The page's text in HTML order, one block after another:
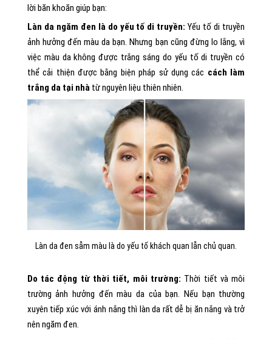
lời băn khoăn giúp bạn:
Làn da ngăm đen là do yếu tố di truyền: Yếu tố di truyền
ảnh hưởng đến màu da bạn. Nhưng bạn cũng đừng lo lắng, vì
việc màu da không được trắng sáng do yếu tố di truyền có
thể cải thiện được bằng biện pháp sử dụng các cách làm
trắng da tại nhàtừ nguyên liệu thiên nhiên.
Làn da đen sẫm màu là do yếu tố khách quan lẫn chủ quan.
Do tác động từ thời tiết, môi trường: Thời tiết và môi
trường ảnh hưởng đến màu da của bạn. Nếu bạn thường
xuyên tiếp xúc với ánh nắng thì làn da rất dễ bị ăn nắng và trở
nên ngăm đen.